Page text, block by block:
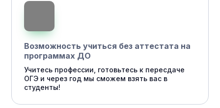
Возможность учиться без аттестата на
программах ДО
Учитесь профессии, готовьтесь к пересдаче
ОГЭ и через год мы сможем взять вас в
студенты!